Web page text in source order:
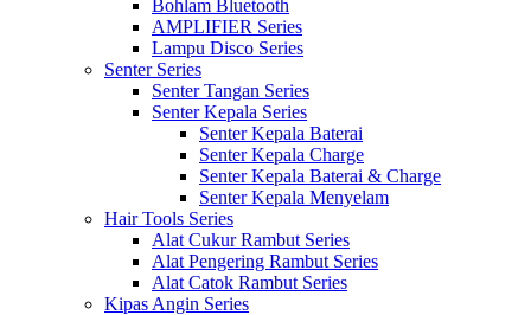
Bohlam Bluetooth
AMPLIFIER Series
Lampu Disco Series
Senter Series
Senter Tangan Series
Senter Kepala Series
Senter Kepala Baterai
Senter Kepala Charge
Senter Kepala Baterai & Charge
Senter Kepala Menyelam
Hair Tools Series
Alat Cukur Rambut Series
Alat Pengering Rambut Series
Alat Catok Rambut Series
Kipas Angin Series